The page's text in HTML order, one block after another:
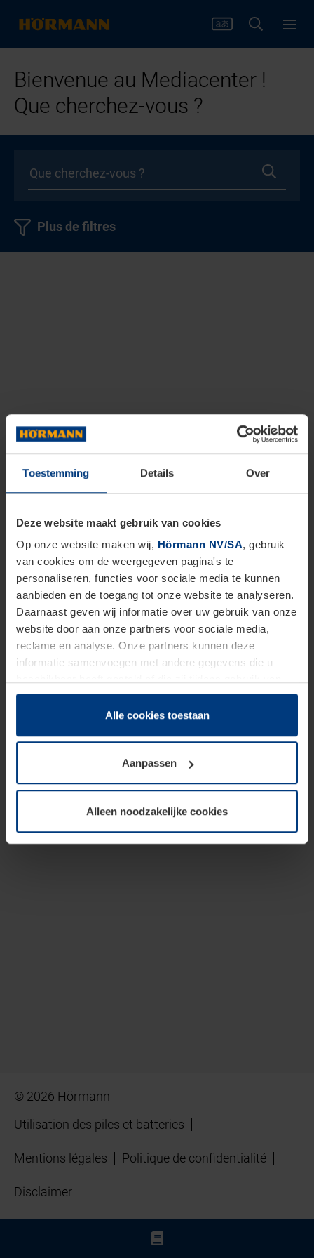
Toestemming Details Over
Deze website maakt gebruik van cookies
Op onze website maken wij, Hörmann NV/SA, gebruik
van cookies om de weergegeven pagina's te
personaliseren, functies voor sociale media te kunnen
aanbieden en de toegang tot onze website te analyseren.
Daarnaast geven wij informatie over uw gebruik van onze
website door aan onze partners voor sociale media,
reclame en analyse. Onze partners kunnen deze
informatie samenvoegen met andere gegevens die u
hun diensten hebben verzameld.
Juridisch hebben wij het recht om cookies op uw
van deze pagina's absoluut vereist is. Voor alle andere
soorten cookies is uw toestemming benodigd. Uw
toestemming kunt u op elk moment bij de uitleg van de
wijzigen of herroepen.
Alle cookies toestaan
Aanpassen
Alleen noodzakelijke cookies
Bienvenue au Mediacenter !
Que cherchez-vous ?
Plus de filtres
© 2026 Hörmann
Utilisation des piles et batteries
Mentions légales Politique de confidentialité
Disclaimer